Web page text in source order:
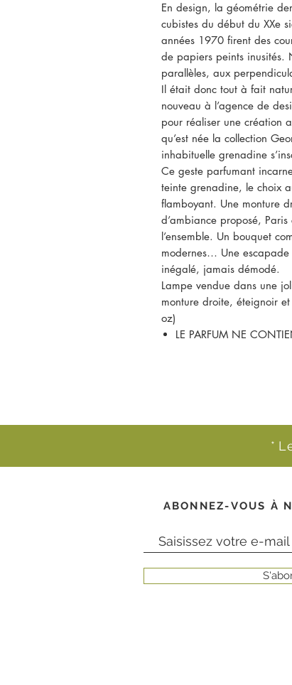
En design, la géométrie
cubistes du début du XXe
années 1970 firent des
de papiers peints inusités.
parallèles, aux
Il était donc tout à fait
nouveau à l’agence de
pour réaliser une création
qu’est née la collection
inhabituelle grenadine
Ce geste parfumant
teinte grenadine, le choix
flamboyant. Une monture
d’ambiance proposé,
l’ensemble. Un bouquet
modernes… Une
inégalé, jamais démodé.
Lampe vendue dans une
monture droite, éteignoir
oz)
LE PARFUM NE
*
ABONNEZ-VOUS À